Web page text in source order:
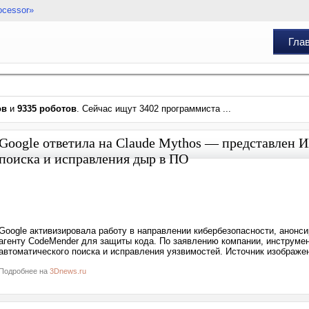
и 9335 роботов. Сейчас ищут 3402 программиста ...
ответила на Claude Mythos — представлен
и исправления дыр в ПО
активизировала работу в направлении кибербезопасности,
CodeMender для защиты кода. По заявлению компании,
поиска и исправления уязвимостей. Источник
на 3Dnews.ru